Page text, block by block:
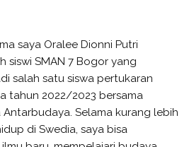
saya Oralee Dionni Putri
siswi SMAN 7 Bogor yang
salah satu siswa pertukaran
tahun 2022/2023 bersama
Antarbudaya. Selama kurang lebih
di Swedia, saya bisa